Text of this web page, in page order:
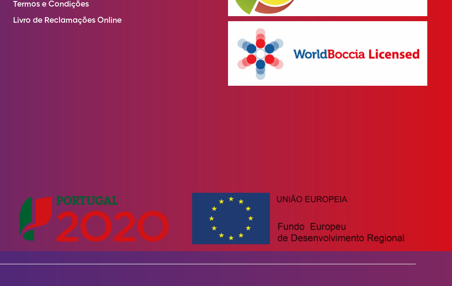
Termos e Condições
Livro de Reclamações Online